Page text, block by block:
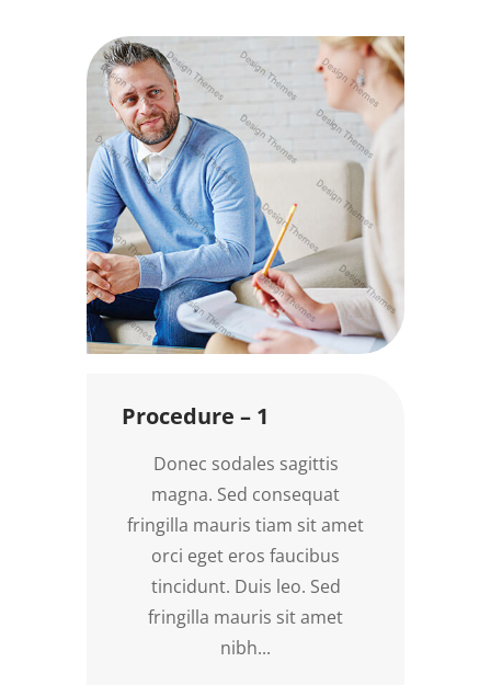
Procedure – 1
Donec sodales sagittis
magna. Sed consequat
fringilla mauris tiam sit amet
orci eget eros faucibus
tincidunt. Duis leo. Sed
fringilla mauris sit amet
nibh...